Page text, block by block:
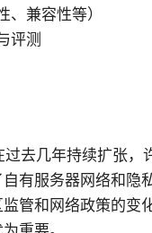
兼容性等）
评测
去几年持续扩张
有服务器网络和隐
管和网络政策的变